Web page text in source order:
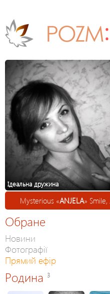
Ідеальна дружина
Mysterious «ANJELA» Smile,
Обране
Новини
Фотографії
Прямий ефір
Родина 3